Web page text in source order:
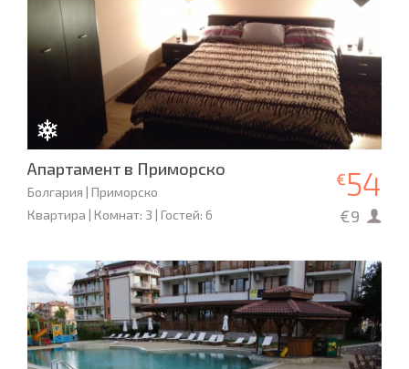
Апартамент в Приморско
Болгария | Приморско
Квартира | Комнат: 3 | Гостей: 6
€54
€9